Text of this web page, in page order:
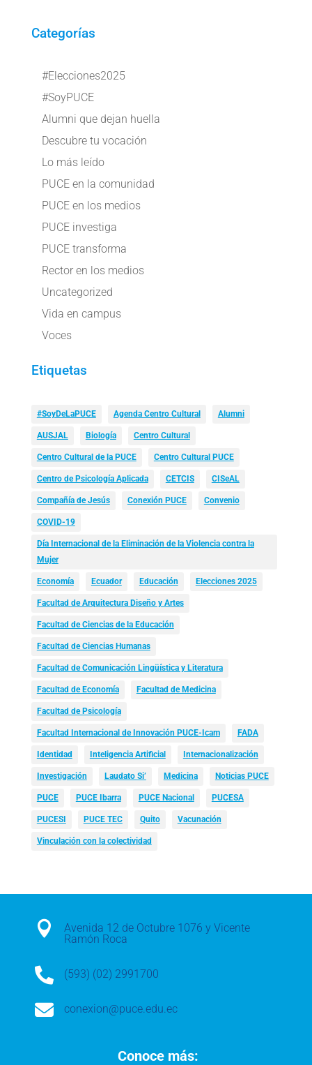
Categorías
#Elecciones2025
#SoyPUCE
Alumni que dejan huella
Descubre tu vocación
Lo más leído
PUCE en la comunidad
PUCE en los medios
PUCE investiga
PUCE transforma
Rector en los medios
Uncategorized
Vida en campus
Voces
Etiquetas
#SoyDeLaPUCE Agenda Centro Cultural Alumni
AUSJAL Biología Centro Cultural
Centro Cultural de la PUCE Centro Cultural PUCE
Centro de Psicología Aplicada CETCIS CISeAL
Compañía de Jesús Conexión PUCE Convenio
COVID-19
Día Internacional de la Eliminación de la Violencia contra la
Mujer
Economía Ecuador Educación Elecciones 2025
Facultad de Arquitectura Diseño y Artes
Facultad de Ciencias de la Educación
Facultad de Ciencias Humanas
Facultad de Comunicación Lingüística y Literatura
Facultad de Economía Facultad de Medicina
Facultad de Psicología
Facultad Internacional de Innovación PUCE-Icam FADA
Identidad Inteligencia Artificial Internacionalización
Investigación Laudato Si’ Medicina Noticias PUCE
PUCE PUCE Ibarra PUCE Nacional PUCESA
PUCESI PUCE TEC Quito Vacunación
Vinculación con la colectividad

Avenida 12 de Octubre 1076 y Vicente
Ramón Roca
 (593) (02) 2991700
 conexion@puce.edu.ec
Conoce más: